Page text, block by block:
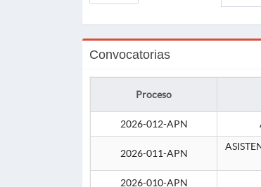
Convocatorias
Proceso
2026-012-APN
2026-011-APN
2026-010-APN